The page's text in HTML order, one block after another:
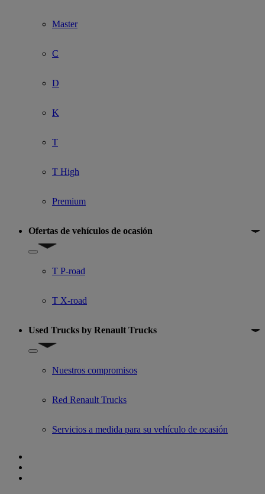
Master
C
D
K
T
T High
Premium
Ofertas de vehículos de ocasión
Show submenu for Ofertas de vehículos de ocasión
T P-road
T X-road
Used Trucks by Renault Trucks
Show submenu for Used Trucks by Renault Trucks
Nuestros compromisos
Red Renault Trucks
Servicios a medida para su vehículo de ocasión